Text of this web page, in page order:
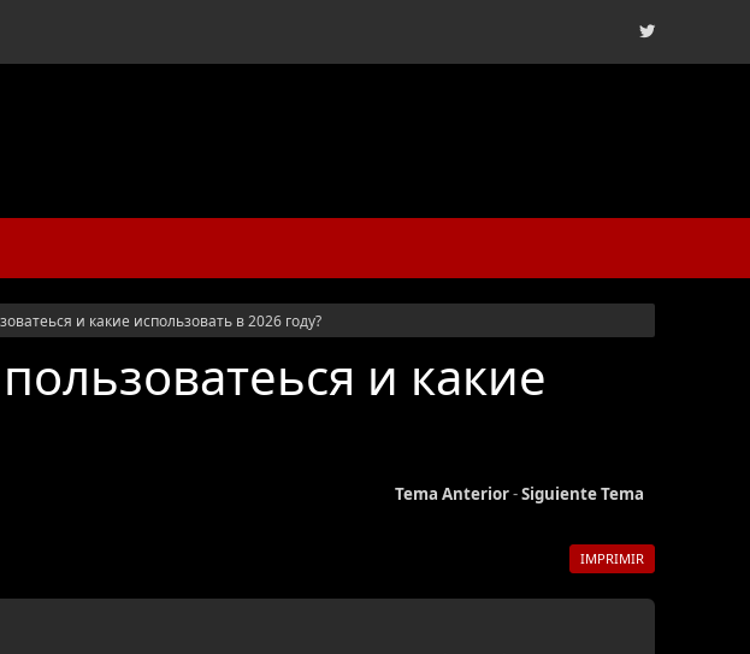
и какие использовать в 2026 году?
и какие
Tema Anterior-Siguiente Tema
IMPRIMIR